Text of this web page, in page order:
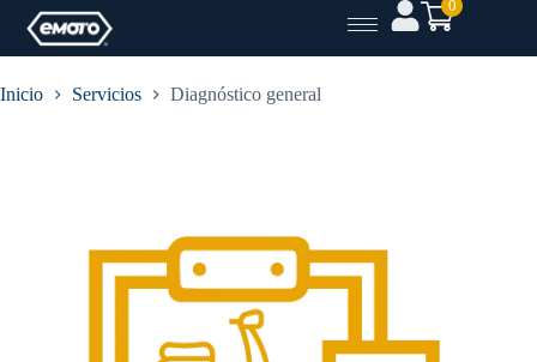
0
Inicio Servicios Diagnóstico general